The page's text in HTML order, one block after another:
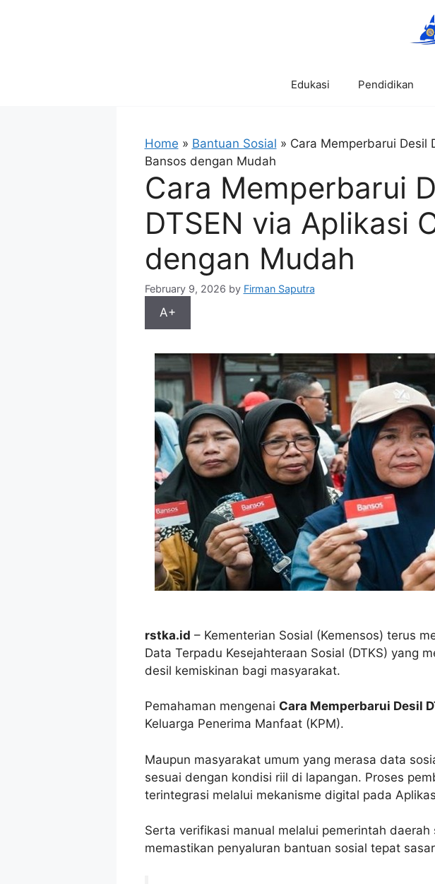
Edukasi Pendidikan
Home » Bantuan Sosial » Cara Memperbarui Desil
Bansos dengan Mudah
Cara Memperbarui
DTSEN via Aplikasi
dengan Mudah
February 9, 2026 by Firman Saputra
A+
rstka.id – Kementerian Sosial (Kemensos) terus
Data Terpadu Kesejahteraan Sosial (DTKS) yang
desil kemiskinan bagi masyarakat.
Pemahaman mengenai Cara Memperbarui Desil
Keluarga Penerima Manfaat (KPM).
Maupun masyarakat umum yang merasa data
sesuai dengan kondisi riil di lapangan. Proses
terintegrasi melalui mekanisme digital pada
Serta verifikasi manual melalui pemerintah daerah
memastikan penyaluran bantuan sosial tepat